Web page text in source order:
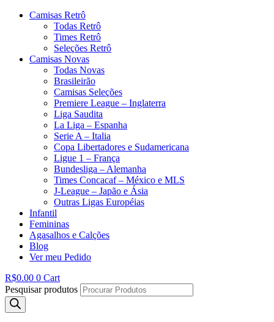
Camisas Retrô
Todas Retrô
Times Retrô
Seleções Retrô
Camisas Novas
Todas Novas
Brasileirão
Camisas Seleções
Premiere League – Inglaterra
Liga Saudita
La Liga – Espanha
Serie A – Italia
Copa Libertadores e Sudamericana
Ligue 1 – França
Bundesliga – Alemanha
Times Concacaf – México e MLS
J-League – Japão e Ásia
Outras Ligas Européias
Infantil
Femininas
Agasalhos e Calções
Blog
Ver meu Pedido
R$0.00 0 Cart
Pesquisar produtos